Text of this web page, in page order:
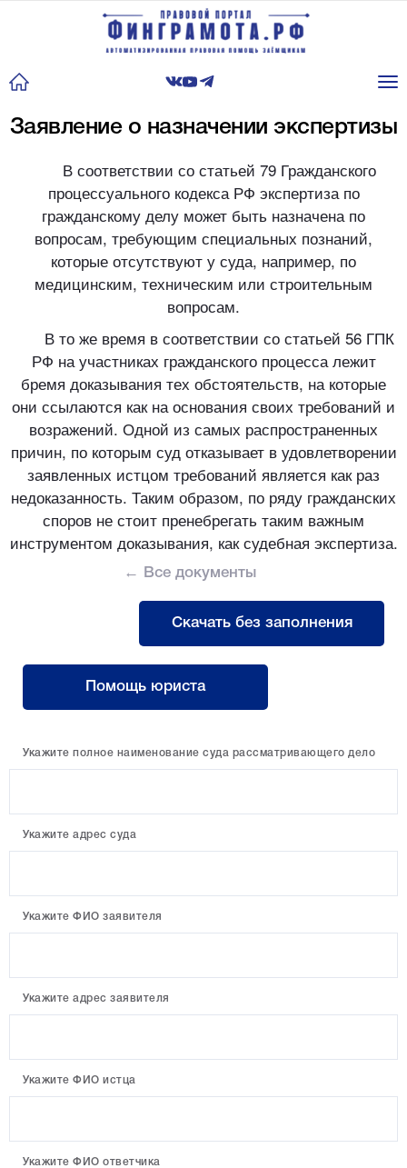
Заявление о назначении экспертизы
В соответствии со статьей 79 Гражданского
процессуального кодекса РФ экспертиза по
гражданскому делу может быть назначена по
вопросам, требующим специальных познаний,
которые отсутствуют у суда, например, по
медицинским, техническим или строительным
вопросам.
В то же время в соответствии со статьей 56 ГПК
РФ на участниках гражданского процесса лежит
бремя доказывания тех обстоятельств, на которые
они ссылаются как на основания своих требований и
возражений. Одной из самых распространенных
причин, по которым суд отказывает в удовлетворении
заявленных истцом требований является как раз
недоказанность. Таким образом, по ряду гражданских
споров не стоит пренебрегать таким важным
инструментом доказывания, как судебная экспертиза.
← Все документы
Скачать без заполнения
Помощь юриста
Укажите полное наименование суда рассматривающего дело
Укажите адрес суда
Укажите ФИО заявителя
Укажите адрес заявителя
Укажите ФИО истца
Укажите ФИО ответчика